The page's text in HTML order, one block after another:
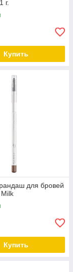
г.
Купить
для бровей
Купить